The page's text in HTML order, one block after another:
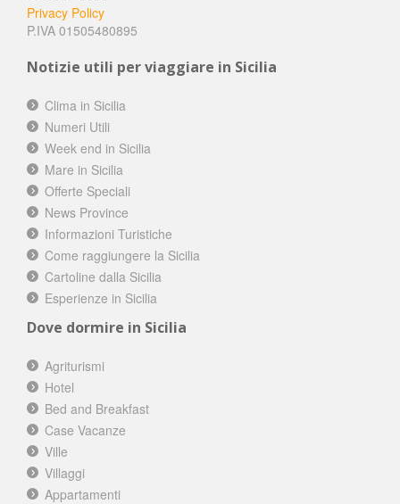
Privacy Policy
P.IVA 01505480895
Notizie utili per viaggiare in Sicilia
Clima in Sicilia
Numeri Utili
Week end in Sicilia
Mare in Sicilia
Offerte Speciali
News Province
Informazioni Turistiche
Come raggiungere la Sicilia
Cartoline dalla Sicilia
Esperienze in Sicilia
Dove dormire in Sicilia
Agriturismi
Hotel
Bed and Breakfast
Case Vacanze
Ville
Villaggi
Appartamenti